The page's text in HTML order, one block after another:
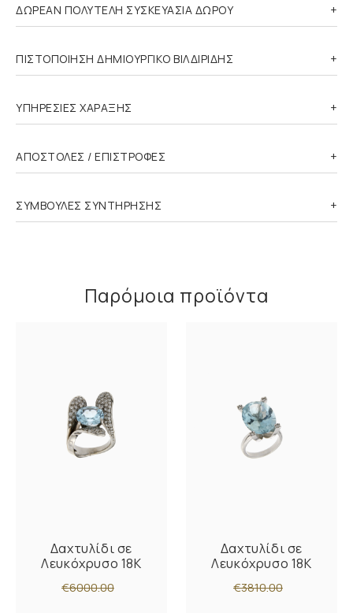
ΔΩΡΕΑΝ ΠΟΛΥΤΕΛΗ ΣΥΣΚΕΥΑΣΙΑ ΔΩΡΟΥ
ΠΙΣΤΟΠΟΙΗΣΗ ΔΗΜΙΟΥΡΓΙΚΟ ΒΙΛΔΙΡΙΔΗΣ
ΥΠΗΡΕΣΙΕΣ ΧΑΡΑΞΗΣ
ΑΠΟΣΤΟΛΕΣ / ΕΠΙΣΤΡΟΦΕΣ
ΣΥΜΒΟΥΛΕΣ ΣΥΝΤΗΡΗΣΗΣ
Παρόμοια προϊόντα
Δαχτυλίδι σε
Λευκόχρυσο 18K
€6000.00
Δαχτυλίδι σε
Λευκόχρυσο 18K
€3810.00